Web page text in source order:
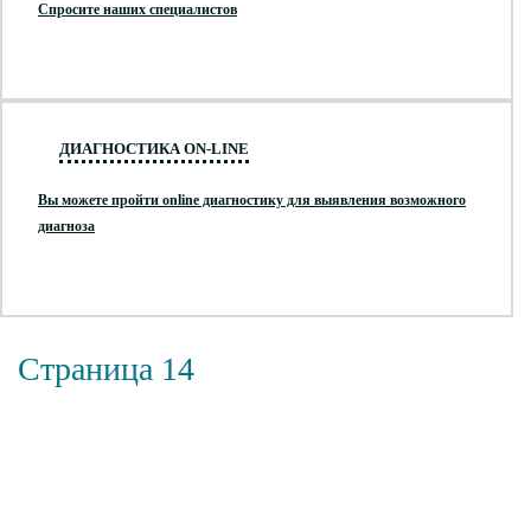
Спросите наших специалистов
ДИАГНОСТИКА ON-LINE
Вы можете пройти online диагностику для выявления возможного
диагноза
Страница 14